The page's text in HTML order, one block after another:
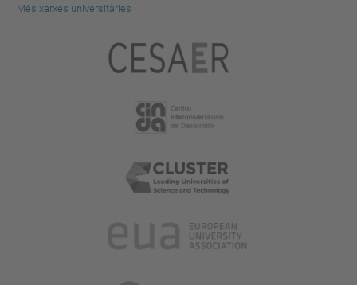
Més xarxes universitàries